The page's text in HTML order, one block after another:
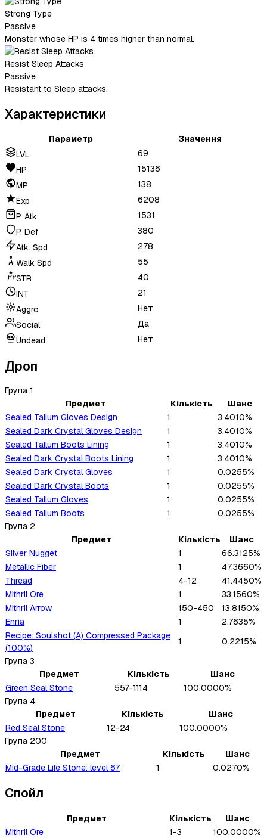
Strong Type
Passive
Monster whose HP is 4 times higher than normal.
Resist Sleep Attacks
Passive
Resistant to Sleep attacks.
Характеристики
Параметр
Значення
LVL
69
HP
15136
MP
138
Exp
6208
P. Atk
1531
P. Def
380
Atk. Spd
278
Walk Spd
55
STR
40
INT
21
Aggro
Нет
Social
Да
Undead
Нет
Дроп
Група 1
Предмет
Кількість
Шанс
Sealed Tallum Gloves Design
1
3.4010%
Sealed Dark Crystal Gloves Design
1
3.4010%
Sealed Tallum Boots Lining
1
3.4010%
Sealed Dark Crystal Boots Lining
1
3.4010%
Sealed Dark Crystal Gloves
1
0.0255%
Sealed Dark Crystal Boots
1
0.0255%
Sealed Tallum Gloves
1
0.0255%
Sealed Tallum Boots
1
0.0255%
Група 2
Предмет
Кількість
Шанс
Silver Nugget
1
66.3125%
Metallic Fiber
1
47.3660%
Thread
4-12
41.4450%
Mithril Ore
1
33.1560%
Mithril Arrow
150-450
13.8150%
Enria
1
2.7635%
Recipe: Soulshot (A) Compressed Package
(100%)
1
0.2215%
Група 3
Предмет
Кількість
Шанс
Green Seal Stone
557-1114
100.0000%
Група 4
Предмет
Кількість
Шанс
Red Seal Stone
12-24
100.0000%
Група 200
Предмет
Кількість
Шанс
Mid-Grade Life Stone: level 67
1 0.0270%
Спойл
Предмет Кількість
Шанс
Mithril Ore
1-3
100.0000%